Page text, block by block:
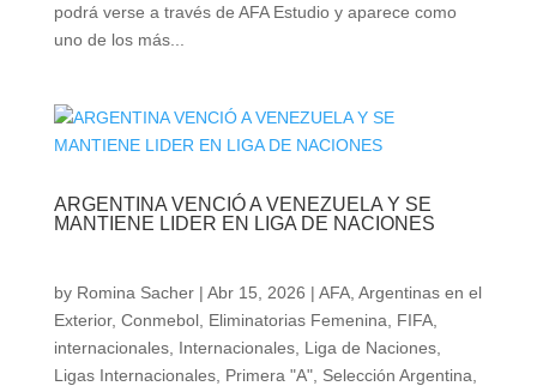
podrá verse a través de AFA Estudio y aparece como
uno de los más...
ARGENTINA VENCIÓ A VENEZUELA Y SE
MANTIENE LIDER EN LIGA DE NACIONES
by Romina Sacher| Abr 15, 2026 | AFA, Argentinas en el
Exterior, Conmebol, Eliminatorias Femenina FIFA,
internacionales, Internacionales, Liga de Naciones,
Ligas Internacionales, Primera "A", Selección Argentina